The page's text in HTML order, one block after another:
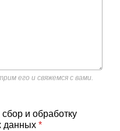
его и свяжемся с вами.
и обработку
данных *